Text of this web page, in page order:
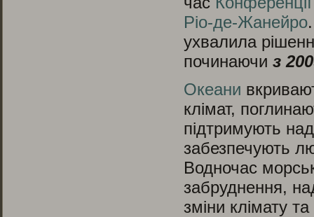
Ріо-де-Жанейро
ухвалила
починаючи з
Океани
клімат,
підтримують
забезпечують
Водночас
забруднення,
зміни клімату